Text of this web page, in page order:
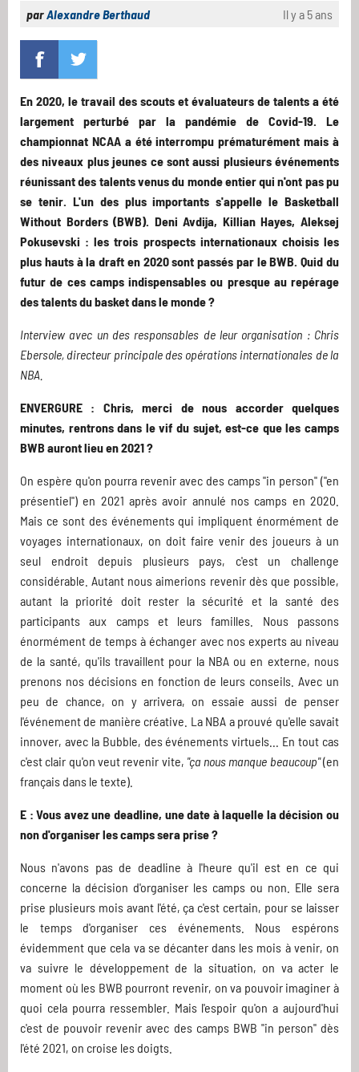
parAlexandre Berthaud Il y a 5 ans
En 2020, le travail des scouts et évaluateurs de talents a été
largement perturbé par la pandémie de Covid-19. Le
championnat NCAA a été interrompu prématurément mais à
des niveaux plus jeunes ce sont aussi plusieurs événements
réunissant des talents venus du monde entier qui n'ont pas pu
se tenir. L'un des plus importants s'appelle le Basketball
Without Borders (BWB). Deni Avdija, Killian Hayes, Aleksej
Pokusevski : les trois prospects internationaux choisis les
plus hauts à la draft en 2020 sont passés par le BWB. Quid du
futur de ces camps indispensables ou presque au repérage
des talents du basket dans le monde ?
Interview avec un des responsables de leur organisation : Chris
Ebersole, directeur principale des opérations internationales de la
NBA.
ENVERGURE : Chris, merci de nous accorder quelques
minutes, rentrons dans le vif du sujet, est-ce que les camps
BWB auront lieu en 2021 ?
On espère qu'on pourra revenir avec des camps "in person" ("en
présentiel") en 2021 après avoir annulé nos camps en 2020.
Mais ce sont des événements qui impliquent énormément de
voyages internationaux, on doit faire venir des joueurs à un
seul endroit depuis plusieurs pays, c'est un challenge
considérable. Autant nous aimerions revenir dès que possible,
autant la priorité doit rester la sécurité et la santé des
participants aux camps et leurs familles. Nous passons
énormément de temps à échanger avec nos experts au niveau
de la santé, qu'ils travaillent pour la NBA ou en externe, nous
prenons nos décisions en fonction de leurs conseils. Avec un
peu de chance, on y arrivera, on essaie aussi de penser
l'événement de manière créative. La NBA a prouvé qu'elle savait
innover, avec la Bubble, des événements virtuels... En tout cas
c'est clair qu'on veut revenir vite, "ça nous manque beaucoup"(en
français dans le texte).
E : Vous avez une deadline, une date à laquelle la décision ou
non d'organiser les camps sera prise ?
Nous n'avons pas de deadline à l'heure qu'il est en ce qui
concerne la décision d'organiser les camps ou non. Elle sera
prise plusieurs mois avant l'été, ça c'est certain, pour se laisser
le temps d'organiser ces événements. Nous espérons
évidemment que cela va se décanter dans les mois à venir, on
va suivre le développement de la situation, on va acter le
moment où les BWB pourront revenir, on va pouvoir imaginer à
quoi cela pourra ressembler. Mais l'espoir qu'on a aujourd'hui
c'est de pouvoir revenir avec des camps BWB "in person" dès
l'été 2021, on croise les doigts.